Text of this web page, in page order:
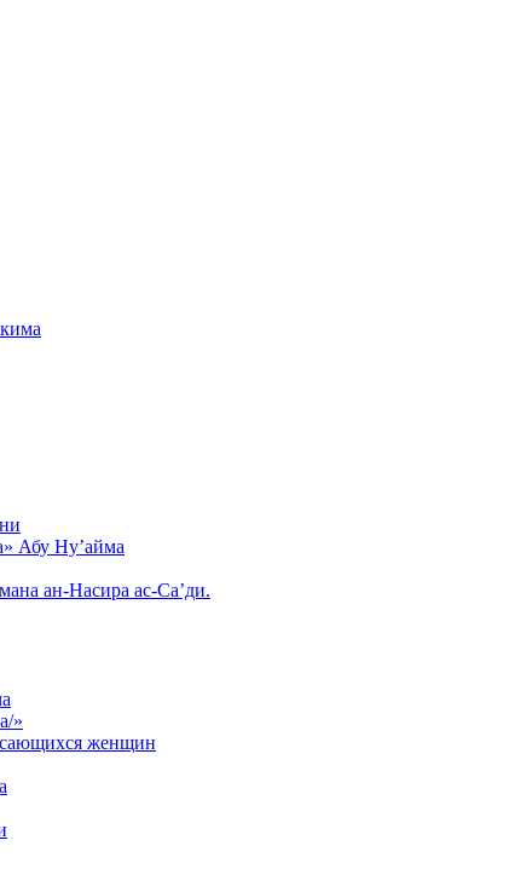
Абу Ну’айма
ан-Насира ас-Са’ди.
»
женщин